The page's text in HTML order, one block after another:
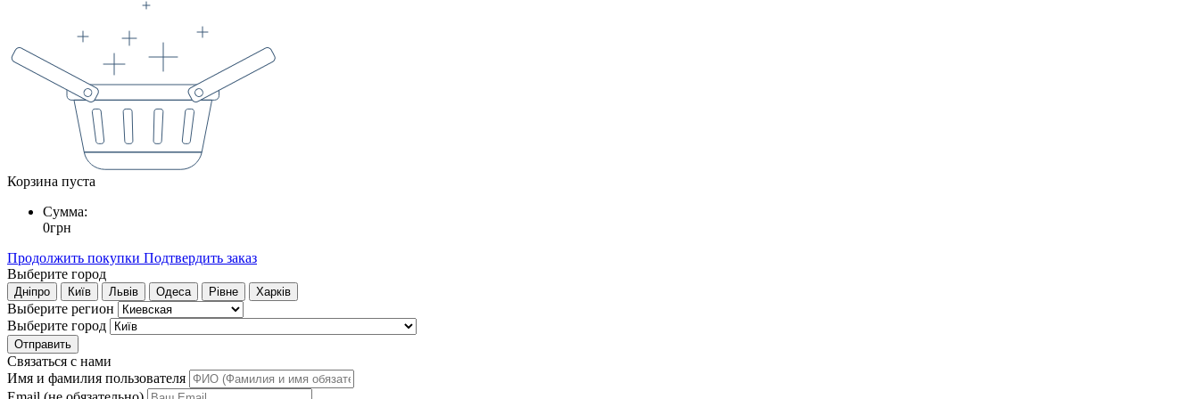
Корзина пуста
Сумма:
0грн
Продолжить покупки Подтвердить заказ
Выберите город
Дніпро Київ Львів Одеса Рівне Харків
Выберите регион
Выберите город
Отправить
Связаться с нами
Имя и фамилия пользователя